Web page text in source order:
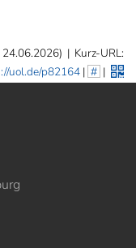
24.06.2026) | Kurz-URL:
uol.de/p82164| # |